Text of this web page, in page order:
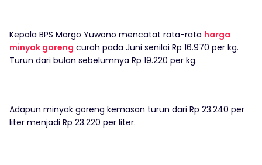
Kepala BPS Margo Yuwono mencatat rata-rata harga
minyak goreng curah pada Juni senilai Rp 16.970 per kg.
Turun dari bulan sebelumnya Rp 19.220 per kg.
Adapun minyak goreng kemasan turun dari Rp 23.240 per
liter menjadi Rp 23.220 per liter.